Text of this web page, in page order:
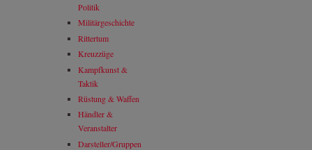
Politik
Militärgeschichte
Rittertum
Kreuzzüge
Kampfkunst &
Taktik
Rüstung & Waffen
Händler &
Veranstalter
Darsteller/Gruppen